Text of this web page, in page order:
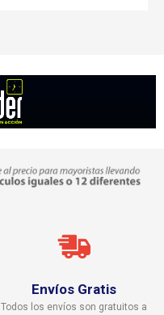
Envíos Gratis
Todos los envíos son gratuitos a